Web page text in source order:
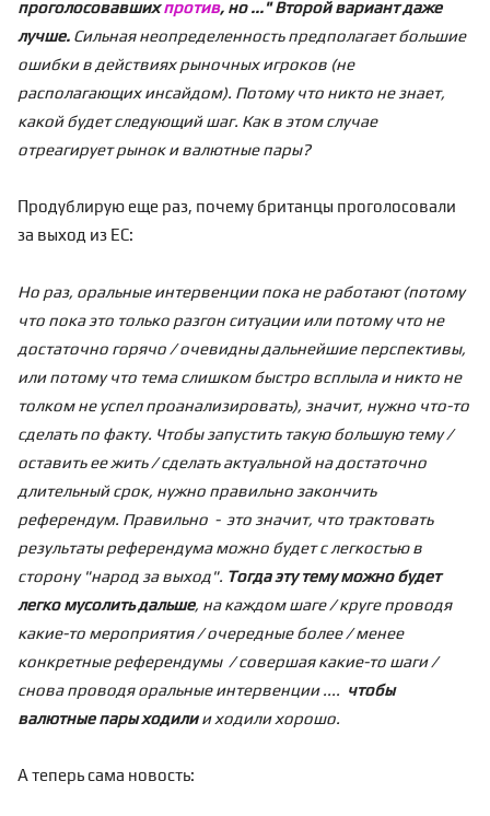
проголосовавшихпротив, но ..." Второй вариант даже
лучше. Сильная неопределенность предполагает большие
ошибки в действиях рыночных игроков (не
располагающих инсайдом). Потому что никто не знает,
какой будет следующий шаг. Как в этом случае
отреагирует рынок ивалютные пары?
Продублирую еще раз, почему британцы проголосовали
за выход из ЕС:
Но раз, оральные интервенции пока не работают (потому
что пока это только разгон ситуации или потому что не
достаточно горячо / очевидны дальнейшие перспективы,
или потому что тема слишком быстро всплыла и никто не
толком не успел проанализировать), значит, нужно что-то
сделать по факту. Чтобы запустить такую большую тему /
оставить ее жить / сделать актуальной на достаточно
длительный срок, нужно правильно закончить
референдум. Правильно - это значит, что трактовать
результаты референдума можно будет с легкостью в
сторону "народ за выход". Тогда эту тему можно будет
легко мусолить дальше, на каждом шаге / круге проводя
какие-то мероприятия / очередные более / менее
конкретные референдумы / совершая какие-то шаги /
снова проводя оральные интервенции .... чтобы
валютные пары ходилии ходили хорошо.
А теперь сама новость: